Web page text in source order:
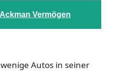
Vermögen
Autos in seiner